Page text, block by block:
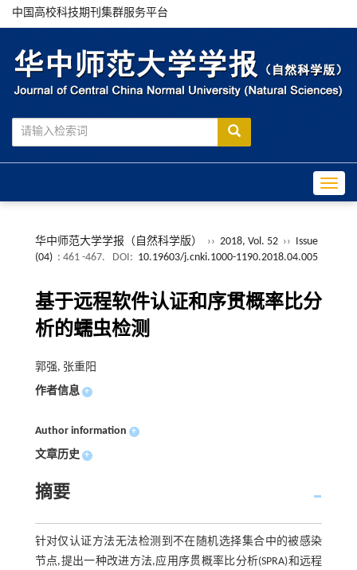
中国高校科技期刊集群服务平台
华中师范大学学报（自然科学版） ›› 2018, Vol. 52 ››
Issue
(04) : 461 -467. DOI: 10.19603/j.cnki.1000-1190.2018.04.005
基于远程软件认证和序贯概率比分
析的蠕虫检测
郭强, 张重阳
作者信息 +
Author information +
文章历史 +
摘要
针对仅认证方法无法检测到不在随机选择集合中的被感染
节点,提出一种改进方法,应用序贯概率比分析(SPRA)和远程